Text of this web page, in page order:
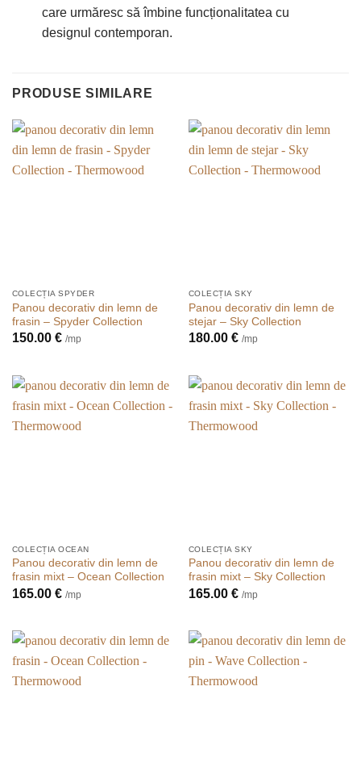
care urmăresc să îmbine funcționalitatea cu
designul contemporan.
PRODUSE SIMILARE
COLECȚIA SPYDER
Panou decorativ din lemn de
frasin – Spyder Collection
150.00 € /mp
COLECȚIA SKY
Panou decorativ din lemn de
stejar – Sky Collection
180.00 € /mp
COLECȚIA OCEAN
Panou decorativ din lemn de
frasin mixt – Ocean Collection
165.00 € /mp
COLECȚIA SKY
Panou decorativ din lemn de
frasin mixt – Sky Collection
165.00 € /mp